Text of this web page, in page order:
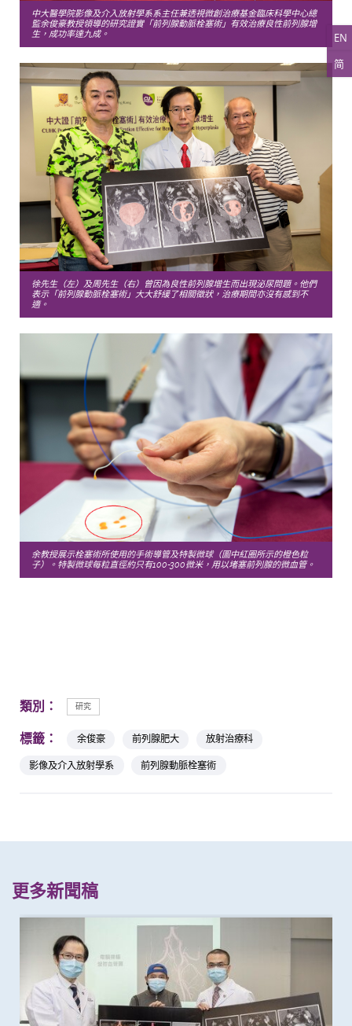
EN
简
中大醫學院影像及介入放射學系系主任兼透視微創治療基金臨床科學中心總
監余俊豪教授領導的研究證實「前列腺動脈栓塞術」有效治療良性前列腺增
生，成功率達九成。
徐先生（左）及周先生（右）曾因為良性前列腺增生而出現泌尿問題。他們
表示「前列腺動脈栓塞術」大大舒緩了相關徵狀，治療期間亦沒有感到不
適。
余教授展示栓塞術所使用的手術導管及特製微球（圖中紅圈所示的橙色粒
子）。特製微球每粒直徑約只有100-300微米，用以堵塞前列腺的微血管。
類別： 研究
標籤： 余俊豪 前列腺肥大
放射治療科
影像及介入放射學系
前列腺動脈栓塞術
更多新聞稿